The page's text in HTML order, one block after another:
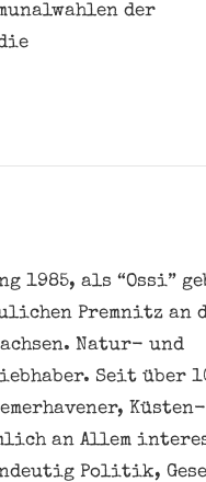
der
1985, als “Ossi”
Premnitz an
Natur- und
Seit über
an Allem
Politik,